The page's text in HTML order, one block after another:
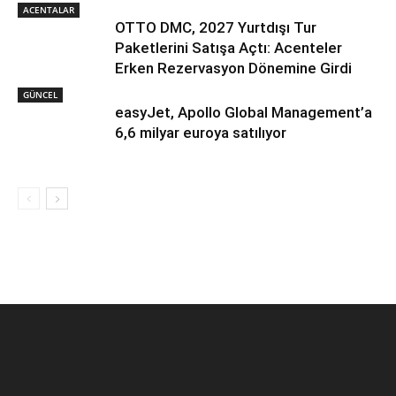
ACENTALAR
OTTO DMC, 2027 Yurtdışı Tur
Paketlerini Satışa Açtı: Acenteler
Erken Rezervasyon Dönemine Girdi
GÜNCEL
easyJet, Apollo Global Management’a
6,6 milyar euroya satılıyor